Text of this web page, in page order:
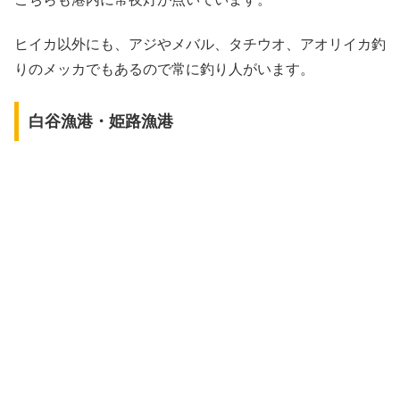
ヒイカ以外にも、アジやメバル、タチウオ、アオリイカ釣
りのメッカでもあるので常に釣り人がいます。
白谷漁港・姫路漁港